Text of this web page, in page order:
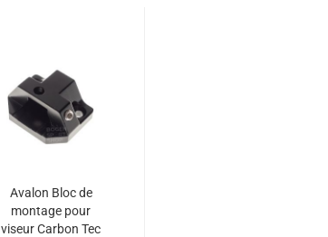
Avalon Bloc de
montage pour
viseur Carbon Tec